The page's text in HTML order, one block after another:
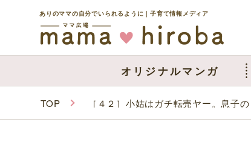
ありのママの自分でいられるように｜子育て情報メディア
オリジナルマンガ
TOP ［４２］小姑はガチ転売ヤー。息子